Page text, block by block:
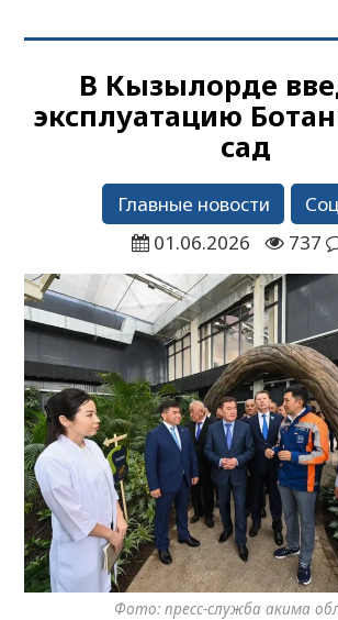
В Кызылорде
эксплуатацию
сад
Главные новости
01.06.2026
737
Фото: пресс-служба акима